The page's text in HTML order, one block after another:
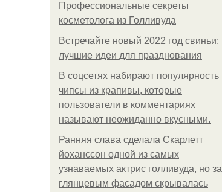
Профессиональные секреты
косметолога из Голливуда
Встречайте новый 2022 год свиньи:
лучшие идеи для празднования
В соцсетях набирают популярность
чипсы из крапивы, которые
пользователи в комментариях
называют неожиданно вкусными.
Ранняя слава сделала Скарлетт
йоханссон одной из самых
узнаваемых актрис голливуда, но за
глянцевым фасадом скрывалась